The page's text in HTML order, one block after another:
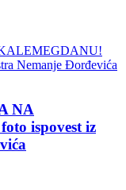
NA
ispovest iz